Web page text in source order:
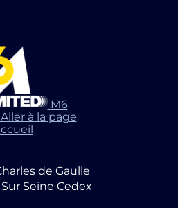
M6
à la page
de Gaulle
Seine Cedex